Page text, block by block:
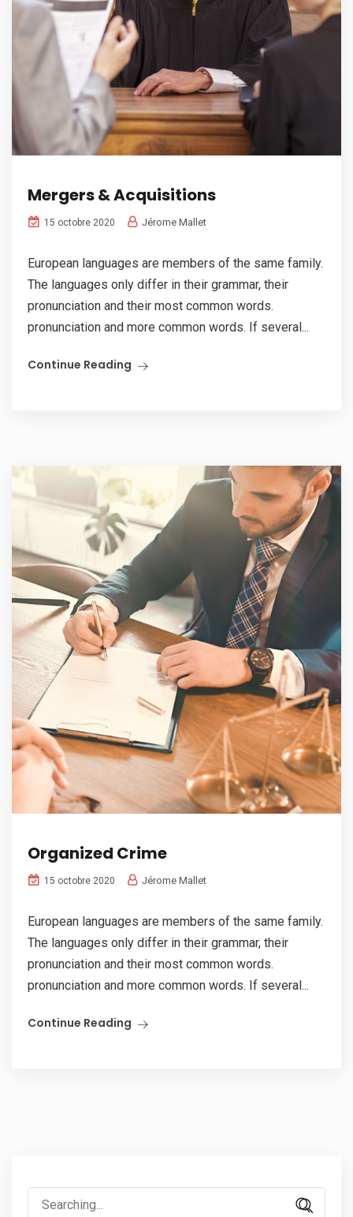
Mergers & Acquisitions
15 octobre 2020 Jérome Mallet
European languages are members of the same family.
The languages only differ in their grammar, their
pronunciation and their most common words.
pronunciation and more common words. If several...
Continue Reading
Organized Crime
15 octobre 2020 Jérome Mallet
European languages are members of the same family.
The languages only differ in their grammar, their
pronunciation and their most common words.
pronunciation and more common words. If several...
Continue Reading
Search